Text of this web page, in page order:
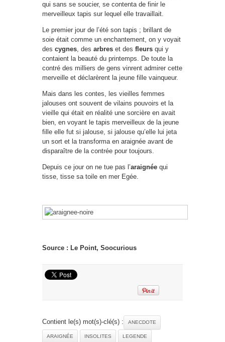
qui sans se soucier, se contenta de finir le
merveilleux tapis sur lequel elle travaillait.
Le premier jour de l’été son tapis ; brillant de
soie était comme un enchantement, on y voyait
des cygnes, des arbres et des fleurs qui y
contaient la beauté du printemps. De toute la
contré des milliers de gens vinrent admirer cette
merveille et déclarèrent la jeune fille vainqueur.
Mais dans les contes, les vieilles femmes
jalouses ont souvent de vilains pouvoirs et la
vieille qui était en réalité une sorcière en avait
bien, en voyant le tapis merveilleux de la jeune
fille elle fut si jalouse, si jalouse qu’elle lui jeta
un sort et la transforma en araignée avant de
disparaître de la contrée pour toujours.
Depuis ce jour on ne tue pas l’araignée qui
tisse, tisse sa toile en mer Egée.
Source : Le Point, Soocurious
Contient le(s) mot(s)-clé(s) : ANECDOTE
ARAIGNÉE INSOLITES LEGENDE